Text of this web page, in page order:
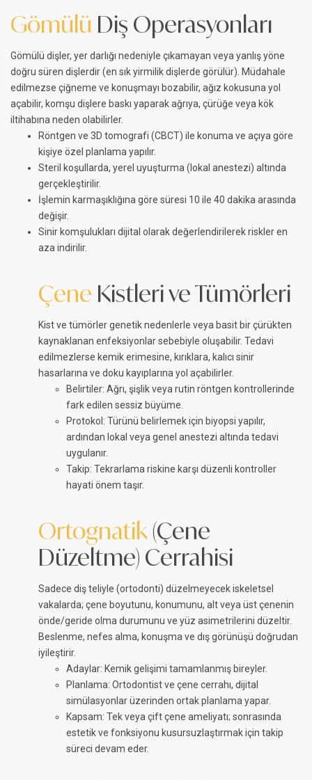
Gömülü Diş Operasyonları
Gömülü dişler, yer darlığı nedeniyle çıkamayan veya yanlış yöne
doğru süren dişlerdir (en sık yirmilik dişlerde görülür). Müdahale
edilmezse çiğneme ve konuşmayı bozabilir, ağız kokusuna yol
açabilir, komşu dişlere baskı yaparak ağrıya, çürüğe veya kök
iltihabına neden olabilirler.
Röntgen ve 3D tomografi (CBCT) ile konuma ve açıya göre
kişiye özel planlama yapılır.
Steril koşullarda, yerel uyuşturma (lokal anestezi) altında
gerçekleştirilir.
İşlemin karmaşıklığına göre süresi 10 ile 40 dakika arasında
değişir.
Sinir komşulukları dijital olarak değerlendirilerek riskler en
aza indirilir.
Çene Kistleri ve Tümörleri
Kist ve tümörler genetik nedenlerle veya basit bir çürükten
kaynaklanan enfeksiyonlar sebebiyle oluşabilir. Tedavi
edilmezlerse kemik erimesine, kırıklara, kalıcı sinir
hasarlarına ve doku kayıplarına yol açabilirler.
Belirtiler: Ağrı, şişlik veya rutin röntgen kontrollerinde
fark edilen sessiz büyüme.
Protokol: Türünü belirlemek için biyopsi yapılır,
ardından lokal veya genel anestezi altında tedavi
uygulanır.
Takip: Tekrarlama riskine karşı düzenli kontroller
hayati önem taşır.
Ortognatik (Çene
Düzeltme) Cerrahisi
Sadece diş teliyle (ortodonti) düzelmeyecek iskeletsel
vakalarda; çene boyutunu, konumunu, alt veya üst çenenin
önde/geride olma durumunu ve yüz asimetrilerini düzeltir.
Beslenme, nefes alma, konuşma ve dış görünüşü doğrudan
iyileştirir.
Adaylar: Kemik gelişimi tamamlanmış bireyler.
Planlama: Ortodontist ve çene cerrahı, dijital
simülasyonlar üzerinden ortak planlama yapar.
Kapsam: Tek veya çift çene ameliyatı; sonrasında
estetik ve fonksiyonu kusursuzlaştırmak için takip
süreci devam eder.